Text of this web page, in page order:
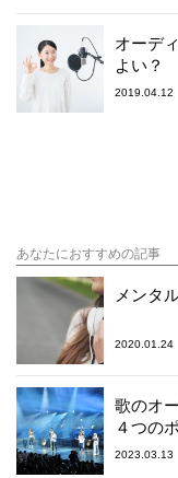
オーデ
よい？
2019.04.12
あなたにおすすめの記事
メンタ
2020.01.24
歌のオ
４つの
2023.03.13